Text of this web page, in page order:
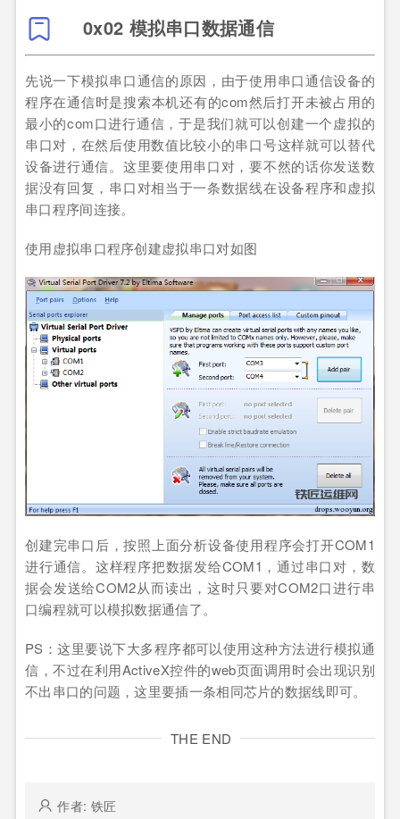
0x02 模拟串口数据通信
先说一下模拟串口通信的原因，由于使用串口通信设备的
程序在通信时是搜索本机还有的com然后打开未被占用的
最小的com口进行通信，于是我们就可以创建一个虚拟的
串口对，在然后使用数值比较小的串口号这样就可以替代
设备进行通信。这里要使用串口对，要不然的话你发送数
据没有回复，串口对相当于一条数据线在设备程序和虚拟
串口程序间连接。
使用虚拟串口程序创建虚拟串口对如图
创建完串口后，按照上面分析设备使用程序会打开COM1
进行通信。这样程序把数据发给COM1，通过串口对，数
据会发送给COM2从而读出，这时只要对COM2口进行串
口编程就可以模拟数据通信了。
PS：这里要说下大多程序都可以使用这种方法进行模拟通
信，不过在利用ActiveX控件的web页面调用时会出现识别
不出串口的问题，这里要插一条相同芯片的数据线即可。
THE END
作者: 铁匠